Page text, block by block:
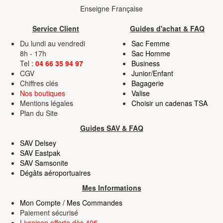
Enseigne Française
Service Client
Guides d'achat & FAQ
Du lundi au vendredi
8h - 17h
Tel : 04 66 35 94 97
CGV
Chiffres clés
Nos boutiques
Mentions légales
Plan du Site
Sac Femme
Sac Homme
Business
Junior/Enfant
Bagagerie
Valise
Choisir un cadenas TSA
Guides SAV & FAQ
SAV Delsey
SAV Eastpak
SAV Samsonite
Dégâts aéroportuaires
Mes Informations
Mon Compte / Mes Commandes
Paiement sécurisé